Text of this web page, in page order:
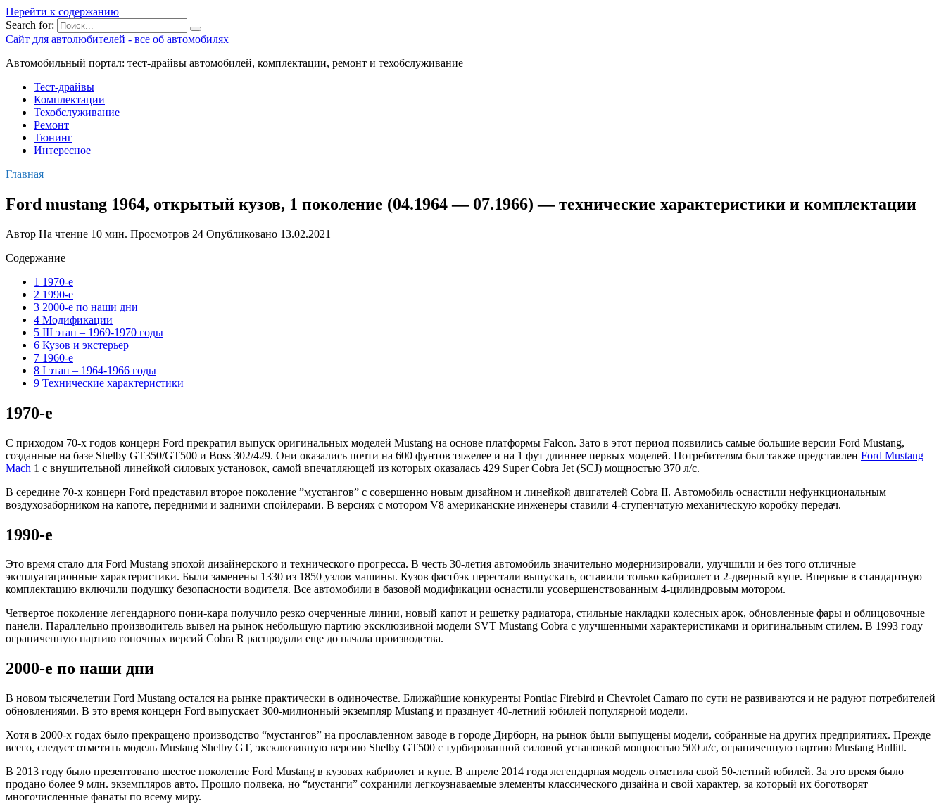
Перейти к содержанию
Search for:
Сайт для автолюбителей - все об автомобилях
Автомобильный портал: тест-драйвы автомобилей, комплектации, ремонт и техобслуживание
Тест-драйвы
Комплектации
Техобслуживание
Ремонт
Тюнинг
Интересное
Главная
Ford mustang 1964, открытый кузов, 1 поколение (04.1964 — 07.1966) — технические характеристики и комплектации
Автор На чтение 10 мин. Просмотров 24 Опубликовано 13.02.2021
Содержание
1 1970-е
2 1990-е
3 2000-е по наши дни
4 Модификации
5 III этап – 1969-1970 годы
6 Кузов и экстерьер
7 1960-e
8 I этап – 1964-1966 годы
9 Технические характеристики
1970-е
С приходом 70-х годов концерн Ford прекратил выпуск оригинальных моделей Mustang на основе платформы Falcon. Зато в этот период появились самые большие версии Ford Mustang,
созданные на базе Shelby GT350/GT500 и Boss 302/429. Они оказались почти на 600 фунтов тяжелее и на 1 фут длиннее первых моделей. Потребителям был также представлен Ford Mustang
Mach 1 с внушительной линейкой силовых установок, самой впечатляющей из которых оказалась 429 Super Cobra Jet (SCJ) мощностью 370 л/с.
В середине 70-х концерн Ford представил второе поколение ”мустангов” с совершенно новым дизайном и линейкой двигателей Cobra II. Автомобиль оснастили нефункциональным
воздухозаборником на капоте, передними и задними спойлерами. В версиях с мотором V8 американские инженеры ставили 4-ступенчатую механическую коробку передач.
1990-е
Это время стало для Ford Mustang эпохой дизайнерского и технического прогресса. В честь 30-летия автомобиль значительно модернизировали, улучшили и без того отличные
эксплуатационные характеристики. Были заменены 1330 из 1850 узлов машины. Кузов фастбэк перестали выпускать, оставили только кабриолет и 2-дверный купе. Впервые в стандартную
комплектацию включили подушку безопасности водителя. Все автомобили в базовой модификации оснастили усовершенствованным 4-цилиндровым мотором.
Четвертое поколение легендарного пони-кара получило резко очерченные линии, новый капот и решетку радиатора, стильные накладки колесных арок, обновленные фары и облицовочные
панели. Параллельно производитель вывел на рынок небольшую партию эксклюзивной модели SVT Mustang Cobra с улучшенными характеристиками и оригинальным стилем. В 1993 году
ограниченную партию гоночных версий Cobra R распродали еще до начала производства.
2000-е по наши дни
В новом тысячелетии Ford Mustang остался на рынке практически в одиночестве. Ближайшие конкуренты Pontiac Firebird и Chevrolet Camaro по сути не развиваются и не радуют потребителей
обновлениями. В это время концерн Ford выпускает 300-милионный экземпляр Mustang и празднует 40-летний юбилей популярной модели.
Хотя в 2000-х годах было прекращено производство “мустангов” на прославленном заводе в городе Дирборн, на рынок были выпущены модели, собранные на других предприятиях. Прежде
всего, следует отметить модель Mustang Shelby GT, эксклюзивную версию Shelby GT500 с турбированной силовой установкой мощностью 500 л/с, ограниченную партию Mustang Bullitt.
В 2013 году было презентовано шестое поколение Ford Mustang в кузовах кабриолет и купе. В апреле 2014 года легендарная модель отметила свой 50-летний юбилей. За это время было
продано более 9 млн. экземпляров авто. Прошло полвека, но “мустанги” сохранили легкоузнаваемые элементы классического дизайна и свой характер, за который их боготворят
многочисленные фанаты по всему миру.